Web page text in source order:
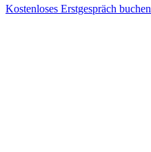
Kostenloses Erstgespräch buchen